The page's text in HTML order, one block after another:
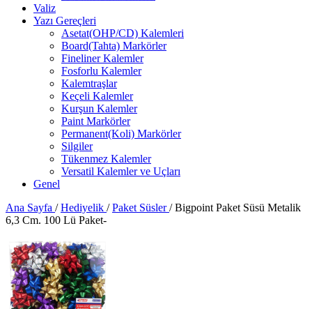
Valiz
Yazı Gereçleri
Asetat(OHP/CD) Kalemleri
Board(Tahta) Markörler
Fineliner Kalemler
Fosforlu Kalemler
Kalemtraşlar
Keçeli Kalemler
Kurşun Kalemler
Paint Markörler
Permanent(Koli) Markörler
Silgiler
Tükenmez Kalemler
Versatil Kalemler ve Uçları
Genel
Ana Sayfa / Hediyelik / Paket Süsler/ Bigpoint Paket Süsü Metalik
6,3 Cm. 100 Lü Paket-